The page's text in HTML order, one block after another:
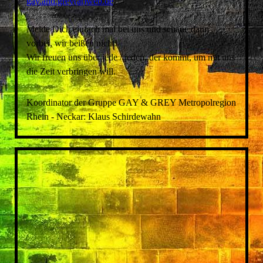
Melde Dich einfach mal bei uns und schaue dann
vorbei, wir beißen nicht!
Wir freuen uns über jede / jeden, der kommt, um mit uns
die Zeit verbringen will.
Koordinator der Gruppe GAY & GREY Metropolregion
Rhein - Neckar: Klaus Schirdewahn